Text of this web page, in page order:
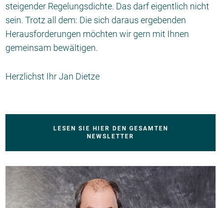
steigender Regelungsdichte. Das darf eigentlich nicht
sein. Trotz all dem: Die sich daraus ergebenden
Herausforderungen möchten wir gern mit Ihnen
gemeinsam bewältigen.
Herzlichst Ihr Jan Dietze
LESEN SIE HIER DEN GESAMTEN
NEWSLETTER